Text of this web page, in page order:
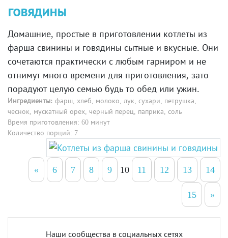
говядины
Домашние, простые в приготовлении котлеты из
фарша свинины и говядины сытные и вкусные. Они
сочетаются практически с любым гарниром и не
отнимут много времени для приготовления, зато
порадуют целую семью будь то обед или ужин.
Ингредиенты: фарш, хлеб, молоко, лук, сухари, петрушка,
чеснок, мускатный орех, черный перец, паприка, соль
Время приготовления: 60 минут
Количество порций: 7
« 6 7 8 9 10 11 12 13 14
15 »
Наши сообщества в социальных сетях